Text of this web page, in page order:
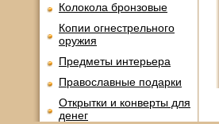
Колокола бронзовые
Копии огнестрельного
оружия
Предметы интерьера
Православные подарки
Открытки и конверты для
денег